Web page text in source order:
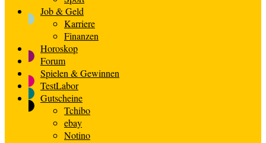
Job & Geld
Karriere
Finanzen
Horoskop
Forum
Spielen & Gewinnen
TestLabor
Gutscheine
Tchibo
ebay
Notino